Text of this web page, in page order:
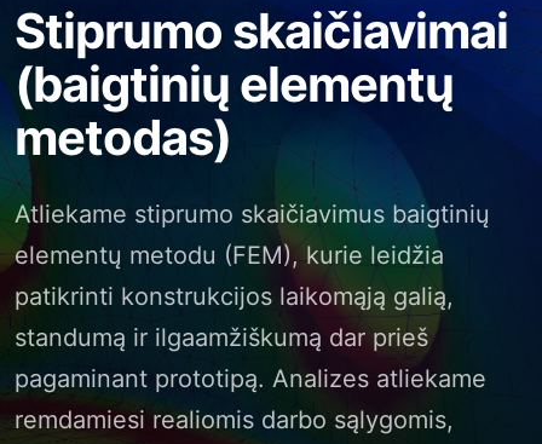
Stiprumo skaičiavimai
(baigtinių elementų
metodas)
Atliekame stiprumo skaičiavimus baigtinių
elementų metodu (FEM), kurie leidžia
patikrinti konstrukcijos laikomąją galią,
standumą ir ilgaamžiškumą dar prieš
pagaminant prototipą. Analizes atliekame
remdamiesi realiomis darbo sąlygomis,